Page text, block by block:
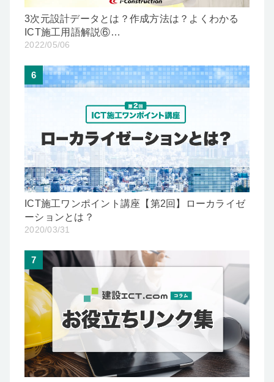
3次元設計データとは？作成方法は？よくわかる
ICT施工用語解説⑥…
2022/05/06
6
ICT施工ワンポイント講座【第2回】ローカライゼ
ーションとは？
2020/03/31
7